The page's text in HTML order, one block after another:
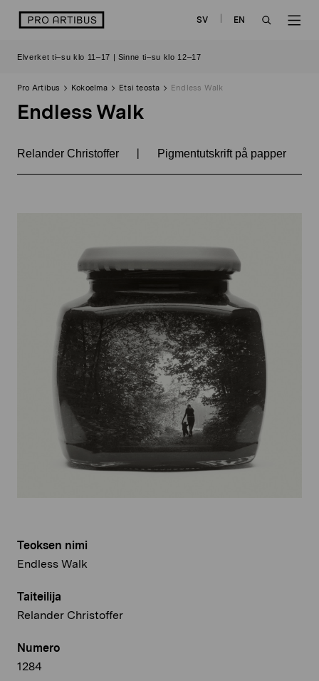
sisältöön
logo SV
EN
Elverket ti–su klo 11–17 | Sinne ti–su klo 12–17
Pro Artibus Kokoelma Etsi teosta Endless Walk
Endless Walk
Relander Christoffer | Pigmentutskrift på papper
Teoksen nimi
Endless Walk
Taiteilija
Relander Christoffer
Numero
1284